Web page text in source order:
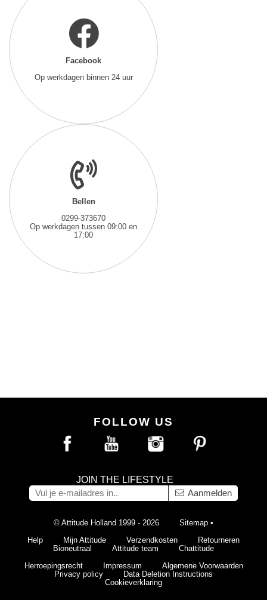
Facebook
Op werkdagen binnen 24 uur
Bellen
0299-373670
Op werkdagen tussen 09:00 en
17:00
FOLLOW US
JOIN THE LIFESTYLE
Aanmelden
© Attitude Holland 1999 - 2026 Sitemap •
Help
Mijn Attitude Verzendkosten
Retourneren
Bioneutraal
Attitude team
Chattitude
Herroepingsrecht
Impressum
Algemene Voorwaarden
Privacy policy
Data Deletion Instructions
Cookieverklaring